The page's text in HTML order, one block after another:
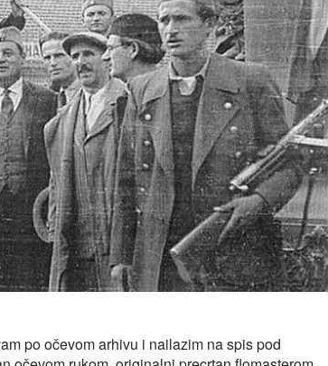
po očevom arhivu i nailazim na spis pod